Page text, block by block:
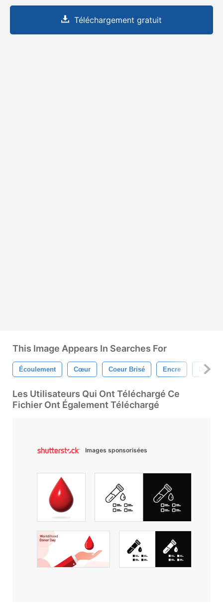
Téléchargement gratuit
This Image Appears In Searches For
Écoulement Cœur Coeur Brisé Encre Du
Les Utilisateurs Qui Ont Téléchargé Ce
Fichier Ont Également Téléchargé
Images sponsorisées